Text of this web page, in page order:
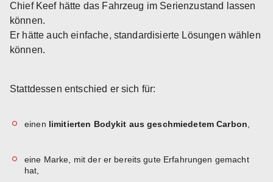
Chief Keef hätte das Fahrzeug im Serienzustand lassen
können.
Er hätte auch einfache, standardisierte Lösungen wählen
können.
Stattdessen entschied er sich für:
einen limitierten Bodykit aus geschmiedetem Carbon
eine Marke, mit der er bereits gute Erfahrungen gemacht
hat,